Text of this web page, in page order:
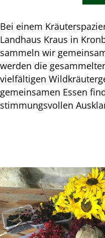
Bei einem
Landhaus Kraus in
sammeln wir
werden die
vielfältigen
gemeinsamen Essen
stimmungsvollen